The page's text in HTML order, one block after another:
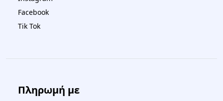
Facebook
Tik Tok
Πληρωμή με